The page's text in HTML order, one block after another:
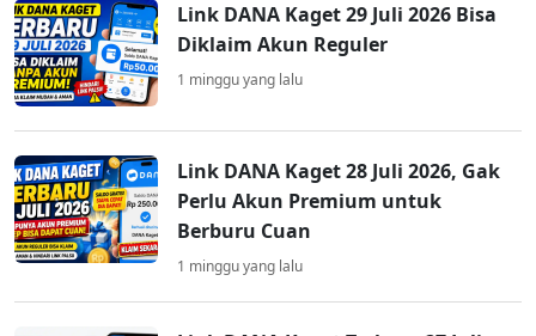
Link DANA Kaget 29 Juli 2026 Bisa
Diklaim Akun Reguler
1 minggu yang lalu
Link DANA Kaget 28 Juli 2026, Gak
Perlu Akun Premium untuk
Berburu Cuan
1 minggu yang lalu